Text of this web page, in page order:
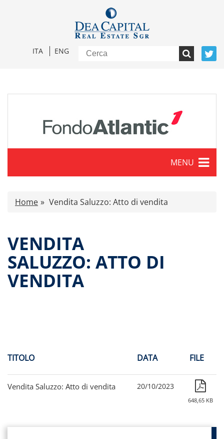
ITA ENG
MENU
Caratteristiche
Proventi distribuiti
Documenti di offerta
Relazioni di gestione e Resoconti intermedi
Governance
Home Vendita Saluzzo: Atto di vendita
VENDITA
SALUZZO: ATTO DI
VENDITA
TITOLO DATA FILE
Vendita Saluzzo: Atto di vendita 20/10/2023
648,65 KB